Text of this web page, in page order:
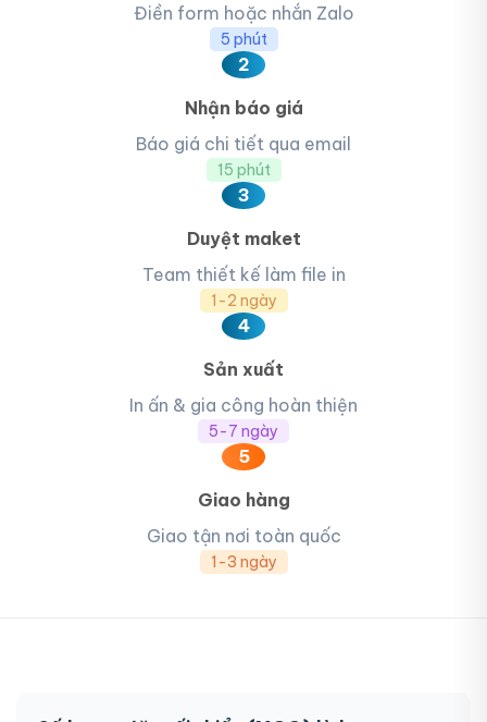
Điền form hoặc nhắn Zalo
5 phút
2
Nhận báo giá
Báo giá chi tiết qua email
15 phút
3
Duyệt maket
Team thiết kế làm file in
1-2 ngày
4
Sản xuất
In ấn & gia công hoàn thiện
5-7 ngày
5
Giao hàng
Giao tận nơi toàn quốc
1-3 ngày